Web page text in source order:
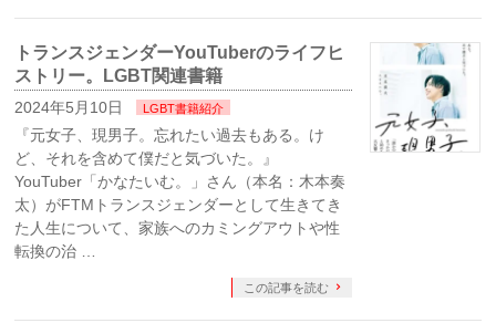
トランスジェンダーYouTuberのライフヒ
ストリー。LGBT関連書籍
2024年5月10日 LGBT書籍紹介
『元女子、現男子。忘れたい過去もある。け
ど、それを含めて僕だと気づいた。』
YouTuber「かなたいむ。」さん（本名：木本奏
太）がFTMトランスジェンダーとして生きてき
た人生について、家族へのカミングアウトや性
転換の治 …
この記事を読む